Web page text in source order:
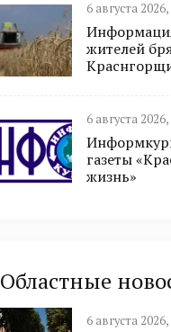
6 августа 2026,
жителей
6 августа
газеты
жизнь»
Областные
6 августа